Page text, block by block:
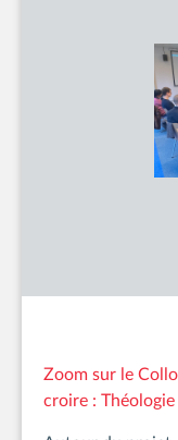
Zoom sur le
croire :